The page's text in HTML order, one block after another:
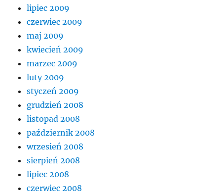
lipiec 2009
czerwiec 2009
maj 2009
kwiecień 2009
marzec 2009
luty 2009
styczeń 2009
grudzień 2008
listopad 2008
październik 2008
wrzesień 2008
sierpień 2008
lipiec 2008
czerwiec 2008